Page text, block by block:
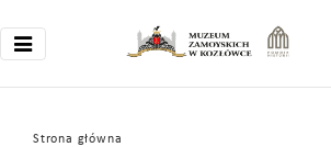
Strona główna